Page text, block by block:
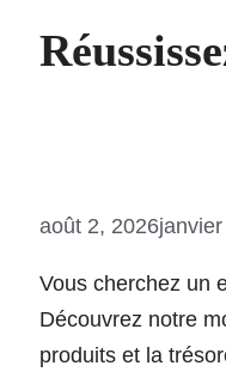
août 2, 2026
Vous cherchez un
Découvrez notre
produits et la